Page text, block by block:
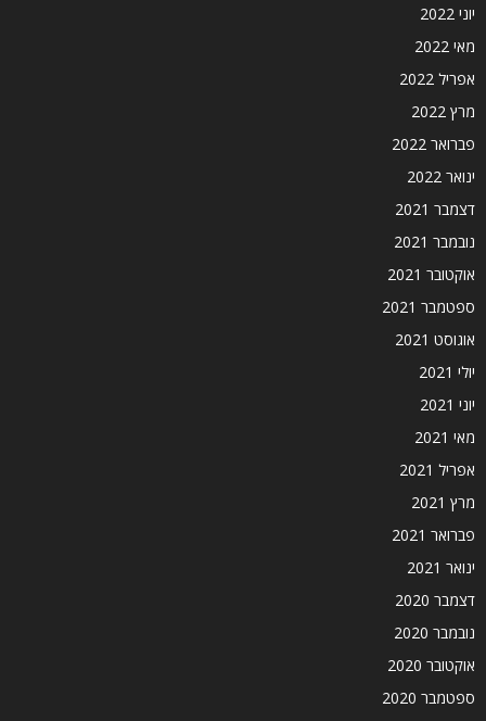
יוני 2022
מאי 2022
אפריל 2022
מרץ 2022
פברואר 2022
ינואר 2022
דצמבר 2021
נובמבר 2021
אוקטובר 2021
ספטמבר 2021
אוגוסט 2021
יולי 2021
יוני 2021
מאי 2021
אפריל 2021
מרץ 2021
פברואר 2021
ינואר 2021
דצמבר 2020
נובמבר 2020
אוקטובר 2020
ספטמבר 2020